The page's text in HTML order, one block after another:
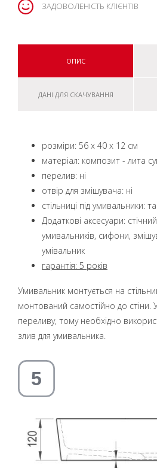
ЗАДОВОЛЕНІСТЬ КЛІЄНТІВ
ОПИС
ДАНІ ДЛЯ СКАЧУВАННЯ
розміри: 56 x 40 x 12 см
матеріал: композит - лита
перелив: ні
отвір для змішувача: ні
стільниці під умивальники:
Додаткові аксесуари:
умивальників, сифони,
умівальник
гарантія: 5 років
Умивальник монтується на
монтований самостійно до стіни.
переливу, тому необхідно
злив для умивальника.